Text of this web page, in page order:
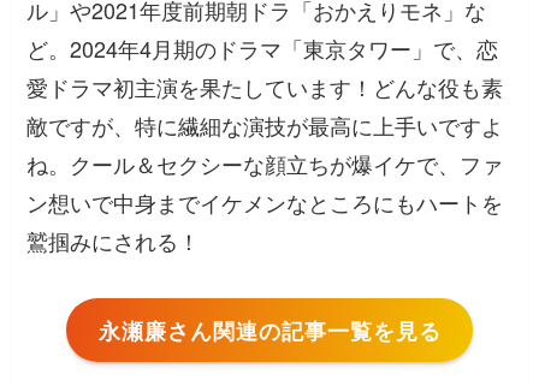
ル」や2021年度前期朝ドラ「おかえりモネ」な
ど。2024年4月期のドラマ「東京タワー」で、恋
愛ドラマ初主演を果たしています！どんな役も素
敵ですが、特に繊細な演技が最高に上手いですよ
ね。クール＆セクシーな顔立ちが爆イケで、ファ
ン想いで中身までイケメンなところにもハートを
鷲掴みにされる！
永瀬廉さん関連の記事一覧を見る